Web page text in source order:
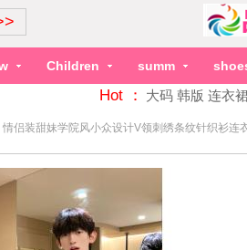
Children summ
Hot ： 大码 韩版 连衣
情侣装甜妹学院风小众设计V领刺绣条纹针织衫连